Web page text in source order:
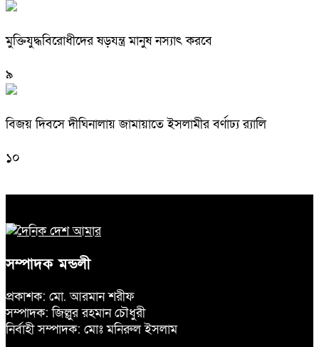
মুক্তিযুদ্ধবিরোধীদের ষড়যন্ত্র মানুষ নস্যাৎ করবে
৯
বিজয় দিবসে দীঘিনালায় জামায়াতে ইসলামীর বর্ণাঢ্য র‍্যালি
১০
সম্পাদক মন্ডলী
প্রকাশক: মো. আরমান শরীফ
সম্পাদক: জিল্লুর রহমান চৌধুরী
নির্বাহী সম্পাদক: মোঃ মনিরুল ইসলাম